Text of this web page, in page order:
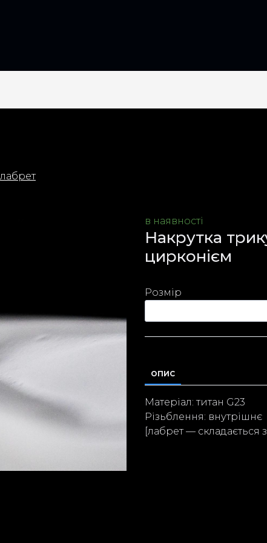
в наявності
Накрутка
цирконієм
Розмір
ОПИС
Матеріал: титан G23
Різьблення: внутрішнє
[лабрет — складається